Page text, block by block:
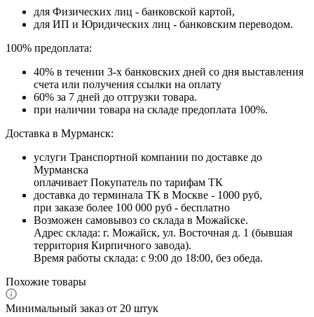
для Физических лиц - банковской картой,
для ИП и Юридических лиц - банковским переводом.
100% предоплата:
40% в течении 3-х банковских дней со дня выставления
счета или получения ссылки на оплату
60% за 7 дней до отгрузки товара.
при наличии товара на складе предоплата 100%.
Доставка в Мурманск:
услуги Транспортной компании по доставке до
Мурманска
оплачивает Покупатель по тарифам ТК
доставка до терминала ТК в Москве - 1000 руб,
при заказе более 100 000 руб - бесплатно
Возможен самовывоз со склада в Можайске.
Адрес склада: г. Можайск, ул. Восточная д. 1 (бывшая
территория Кирпичного завода).
Время работы склада: с 9:00 до 18:00, без обеда.
Похожие товары
Минимальный заказ от 20 штук